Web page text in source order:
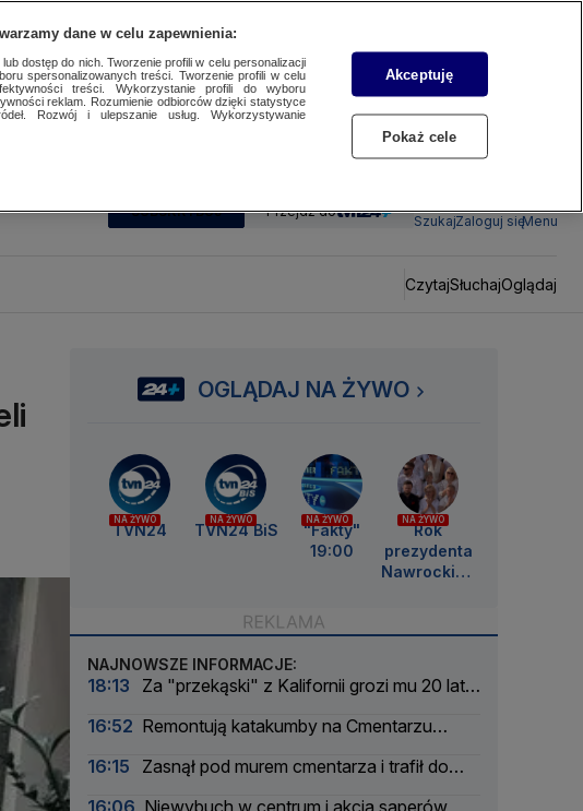
SUBSKRYBUJ Przejdź do
SzukajZaloguj sięMenu
CzytajSłuchajOglądaj
OGLĄDAJ NA ŻYWO
NA ŻYWO
TVN24
NA ŻYWO
TVN24 BiS
NA ŻYWO
"Fakty"
19:00
NA ŻYWO
Rok
prezydenta
Nawrockieg
NAJNOWSZE INFORMACJE:
18:13
Za "przekąski" z Kalifornii grozi mu 20 lat
16:52 Remontują katakumby na Cmentarzu
16:15
Zasnął pod murem cmentarza i trafił do
16:06 Niewybuch w centrum i akcja saperów
dane w celu zapewnienia:
dostęp do nich. Tworzenie profili w celu personalizacji
spersonalizowanych treści. Tworzenie profili w celu
treści. Wykorzystanie profili do wyboru
reklam. Rozumienie odbiorców dzięki statystyce
Rozwój i ulepszanie usług. Wykorzystywanie
Akceptuję
Pokaż cele